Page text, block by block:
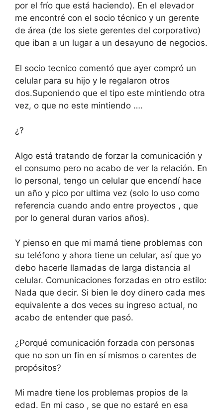
por el frío que está haciendo). En el elevador
me encontré con el socio técnico y un gerente
de área (de los siete gerentes del corporativo)
que iban a un lugar a un desayuno de negocios.
El socio tecnico comentó que ayer compró un
celular para su hijo y le regalaron otros
dos.Suponiendo que el tipo este mintiendo otra
vez, o que no este mintiendo ….
¿?
Algo está tratando de forzar la comunicación y
el consumo pero no acabo de ver la relación. En
lo personal, tengo un celular que encendí hace
un año y pico por ultima vez (solo lo uso como
referencia cuando ando entre proyectos , que
por lo general duran varios años).
Y pienso en que mi mamá tiene problemas con
su teléfono y ahora tiene un celular, así que yo
debo hacerle llamadas de larga distancia al
celular. Comunicaciones forzadas en otro estilo:
Nada que decir. Si bien le doy dinero cada mes
equivalente a dos veces su ingreso actual, no
acabo de entender que pasó.
¿Porqué comunicación forzada con personas
que no son un fin en sí mismos o carentes de
propósitos?
Mi madre tiene los problemas propios de la
edad. En mi caso , se que no estaré en esa